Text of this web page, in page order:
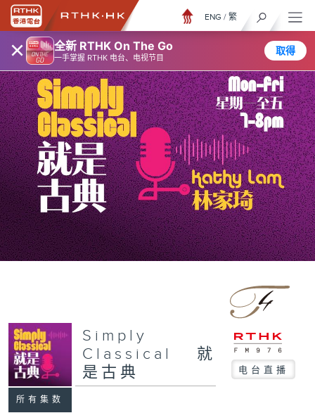
× 全新 RTHK On The Go
一手掌握 RTHK 电台、电视节目
取得
ENG / 繁
所有集数
Simply
Classical 就
是古典
电台直播